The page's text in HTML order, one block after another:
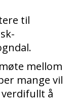
til
mellom
mange vil
å